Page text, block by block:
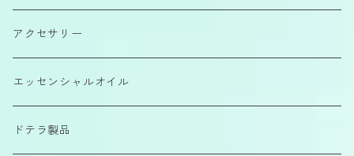
カラーエッセンス
アクセサリー
エッセンシャルオイル
ドテラ製品